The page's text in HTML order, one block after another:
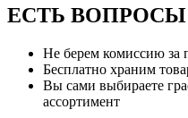
ЕСТЬ ВОПРОСЫ
Не берем комиссию за
Бесплатно храним
Вы сами выбираете
ассортимент